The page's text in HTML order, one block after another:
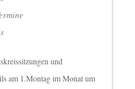
und
am 1.Montag im Monat um